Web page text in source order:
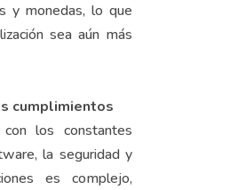
y monedas, lo que
sea aún más
cumplimientos
los constantes
la seguridad y
es complejo,